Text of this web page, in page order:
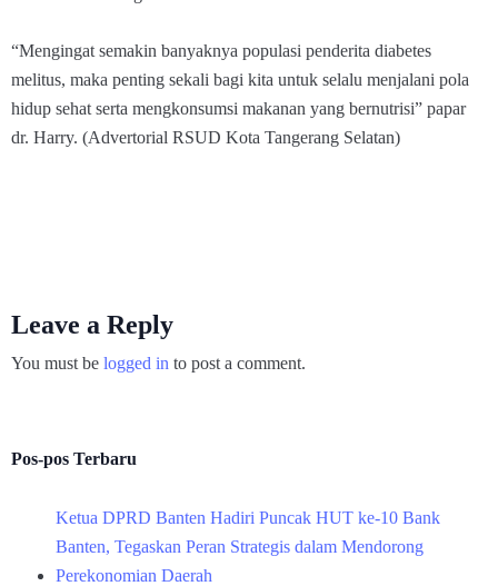
“Mengingat semakin banyaknya populasi penderita diabetes
melitus, maka penting sekali bagi kita untuk selalu menjalani pola
hidup sehat serta mengkonsumsi makanan yang bernutrisi” papar
dr. Harry. (Advertorial RSUD Kota Tangerang Selatan)
Leave a Reply
You must be logged in to post a comment.
Pos-pos Terbaru
Ketua DPRD Banten Hadiri Puncak HUT ke-10 Bank
Banten, Tegaskan Peran Strategis dalam Mendorong
Perekonomian Daerah